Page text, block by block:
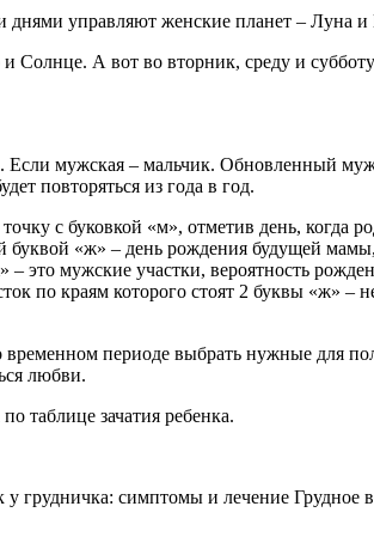
днями управляют женские планет – Луна и
Солнце. А вот во вторник, среду и
Если мужская – мальчик. Обновленный
повторяться из года в год.
с буковкой «м», отметив день, когда
«ж» – день рождения будущей
это мужские участки, вероятность
по краям которого стоят 2 буквы «ж» –
периоде выбрать нужные для
любви.
таблице зачатия ребенка.
грудничка: симптомы и лечение Грудное